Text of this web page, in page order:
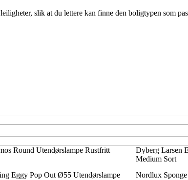
slik at du lettere kan finne den boligtypen som
Round Utendørslampe Rustfritt
Dyberg Larsen
Medium Sort
Eggy Pop Out Ø55 Utendørslampe
Nordlux